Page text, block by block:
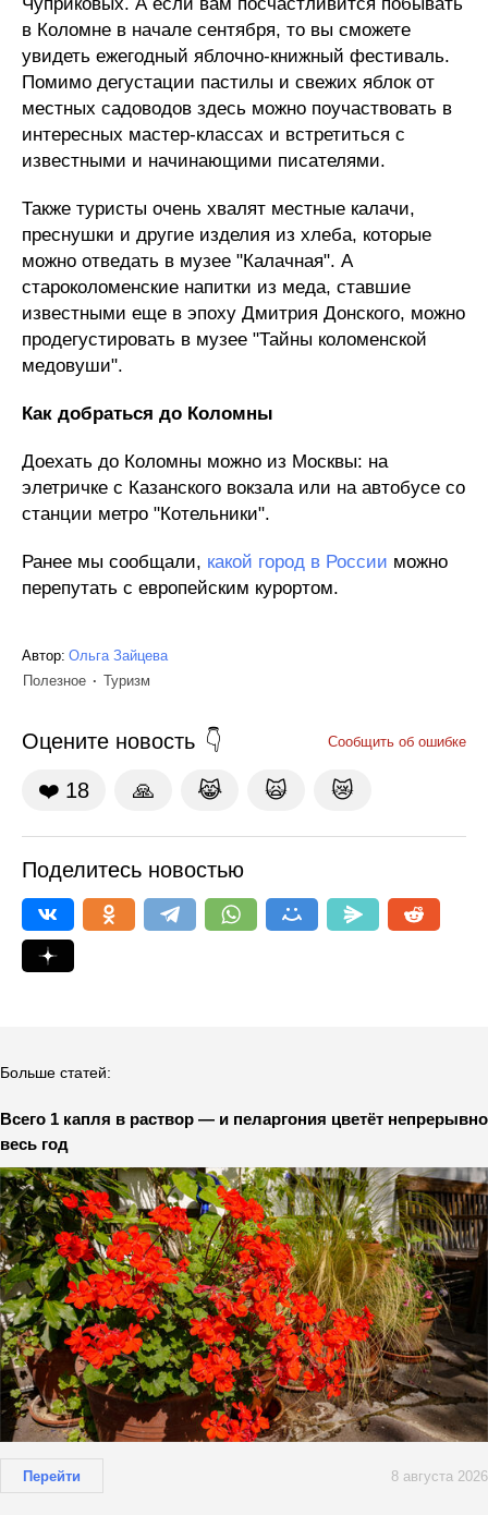
в Коломне в начале сентября, то вы сможете
увидеть ежегодный яблочно-книжный фестиваль.
Помимо дегустации пастилы и свежих яблок от
местных садоводов здесь можно поучаствовать в
интересных мастер-классах и встретиться с
известными и начинающими писателями.
Также туристы очень хвалят местные калачи,
преснушки и другие изделия из хлеба, которые
можно отведать в музее "Калачная". А
староколоменские напитки из меда, ставшие
известными еще в эпоху Дмитрия Донского, можно
продегустировать в музее "Тайны коломенской
медовуши".
Как добраться до Коломны
Доехать до Коломны можно из Москвы: на
элетричке с Казанского вокзала или на автобусе со
станции метро "Котельники".
Ранее мы сообщали, какой город в России можно
перепутать с европейским курортом.
Автор: Ольга Зайцева
Полезное
Туризм
Оцените новость Сообщить об ошибке
❤️ 18 🙏 😹 🙀 😿
Поделитесь новостью
Больше статей:
Всего 1 капля в раствор — и пеларгония цветёт непрерывно
весь год
Перейти 8 августа 2026